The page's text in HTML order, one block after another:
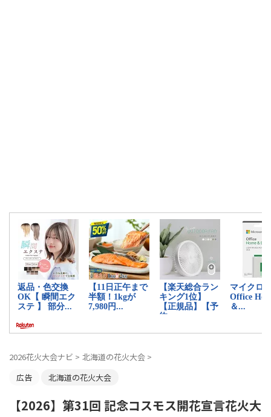
2026花火大会ナビ > 北海道の花火大会 >
広告
北海道の花火大会
【2026】第31回 記念コスモス開花宣言花火大